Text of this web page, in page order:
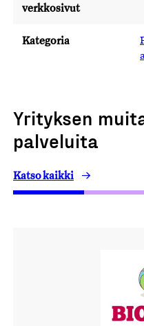
verkkosivut
Kategoria
Yrityksen
palveluita
Katso kaikki